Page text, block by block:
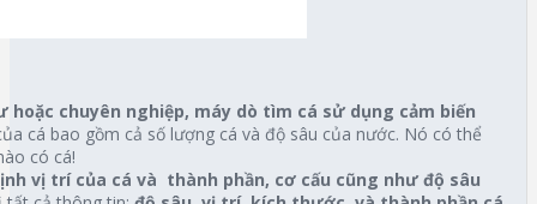
hoặc chuyên nghiệp, máy dò tìm cá sử dụng cảm biến
cá bao gồm cả số lượng cá và độ sâu của nước. Nó có thể
có cá!
vị trí của cá và thành phần, cơ cấu cũng như độ sâu